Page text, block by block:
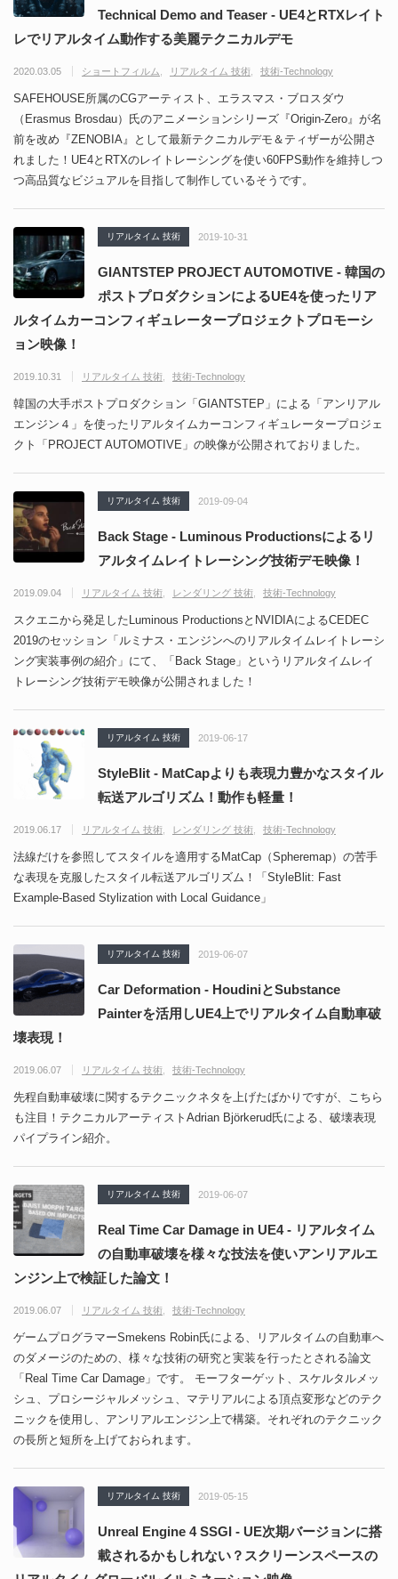
Technical Demo and Teaser - UE4とRTXレイト
レでリアルタイム動作する美麗テクニカルデモ
2020.03.05 ショートフィルム リアルタイム 技術 技術-Technology
SAFEHOUSE所属のCGアーティスト、エラスマス・ブロスダウ
（Erasmus Brosdau）氏のアニメーションシリーズ『Origin-Zero』が名
前を改め『ZENOBIA』として最新テクニカルデモ＆ティザーが公開さ
れました！UE4とRTXのレイトレーシングを使い60FPS動作を維持しつ
つ高品質なビジュアルを目指して制作しているそうです。
リアルタイム 技術 2019-10-31
GIANTSTEP PROJECT AUTOMOTIVE - 韓国の
ポストプロダクションによるUE4を使ったリア
ルタイムカーコンフィギュレータープロジェクトプロモーシ
ョン映像！
2019.10.31 リアルタイム 技術 技術-Technology
韓国の大手ポストプロダクション「GIANTSTEP」による「アンリアル
エンジン４」を使ったリアルタイムカーコンフィギュレータープロジェ
クト「PROJECT AUTOMOTIVE」の映像が公開されておりました。
リアルタイム 技術 2019-09-04
Back Stage - Luminous Productionsによるリ
アルタイムレイトレーシング技術デモ映像！
2019.09.04 リアルタイム 技術 レンダリング 技術 技術-Technology
スクエニから発足したLuminous ProductionsとNVIDIAによるCEDEC
2019のセッション「ルミナス・エンジンへのリアルタイムレイトレーシ
ング実装事例の紹介」にて、「Back Stage」というリアルタイムレイ
トレーシング技術デモ映像が公開されました！
リアルタイム 技術 2019-06-17
StyleBlit - MatCapよりも表現力豊かなスタイル
転送アルゴリズム！動作も軽量！
2019.06.17 リアルタイム 技術 レンダリング 技術 技術-Technology
法線だけを参照してスタイルを適用するMatCap（Spheremap）の苦手
な表現を克服したスタイル転送アルゴリズム！「StyleBlit: Fast
Example-Based Stylization with Local Guidance」
リアルタイム 技術 2019-06-07
Car Deformation - HoudiniとSubstance
Painterを活用しUE4上でリアルタイム自動車破
壊表現！
2019.06.07 リアルタイム 技術 技術-Technology
先程自動車破壊に関するテクニックネタを上げたばかりですが、こちら
も注目！テクニカルアーティストAdrian Björkerud氏による、破壊表現
パイプライン紹介。
リアルタイム 技術 2019-06-07
Real Time Car Damage in UE4 - リアルタイム
の自動車破壊を様々な技法を使いアンリアルエ
ンジン上で検証した論文！
2019.06.07 リアルタイム 技術 技術-Technology
ゲームプログラマーSmekens Robin氏による、リアルタイムの自動車へ
のダメージのための、様々な技術の研究と実装を行ったとされる論文
「Real Time Car Damage」です。 モーフターゲット、スケルタルメッ
シュ、プロシージャルメッシュ、マテリアルによる頂点変形などのテク
ニックを使用し、アンリアルエンジン上で構築。それぞれのテクニック
の長所と短所を上げておられます。
リアルタイム 技術 2019-05-15
Unreal Engine 4 SSGI - UE次期バージョンに搭
載されるかもしれない？スクリーンスペースの